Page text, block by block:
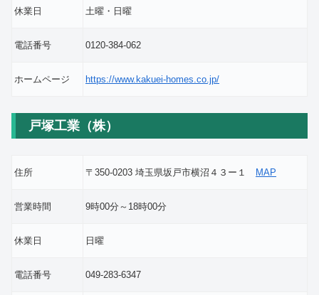
休業日 土曜・日曜
電話番号 0120-384-062
ホームページ https://www.kakuei-homes.co.jp/
戸塚工業（株）
住所 〒350-0203 埼玉県坂戸市横沼４３ー１ MAP
営業時間 9時00分～18時00分
休業日 日曜
電話番号 049-283-6347